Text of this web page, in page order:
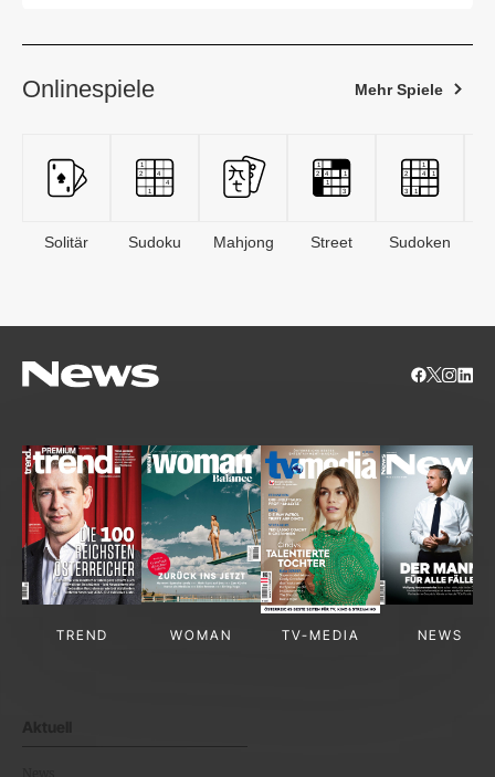
Onlinespiele Mehr Spiele
Solitär Sudoku Mahjong Street Sudoken
TREND WOMAN TV-MEDIA NEWS